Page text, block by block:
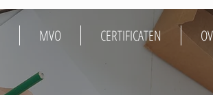
MVO CERTIFICATEN